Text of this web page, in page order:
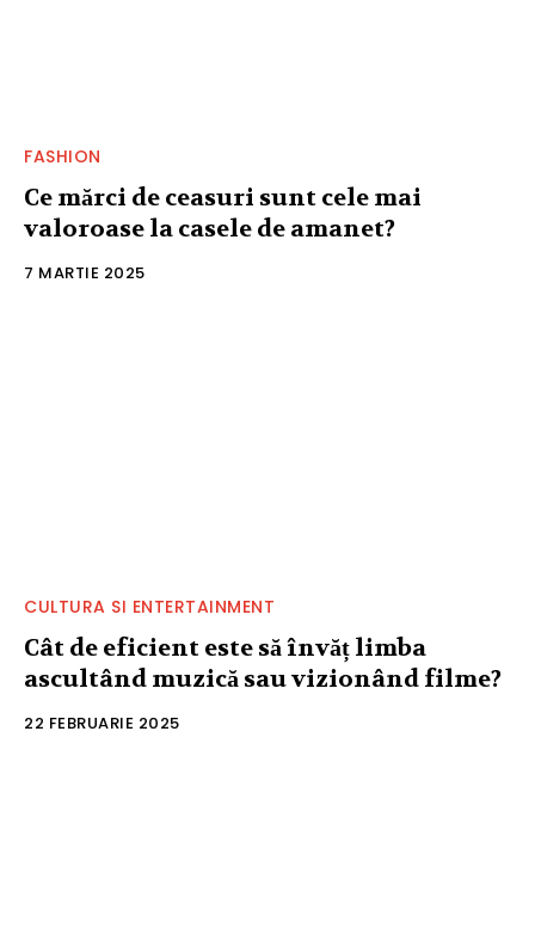
FASHION
Ce mărci de ceasuri sunt cele mai
valoroase la casele de amanet?
7 MARTIE 2025
CULTURA SI ENTERTAINMENT
Cât de eficient este să învăț limba
ascultând muzică sau vizionând filme?
22 FEBRUARIE 2025